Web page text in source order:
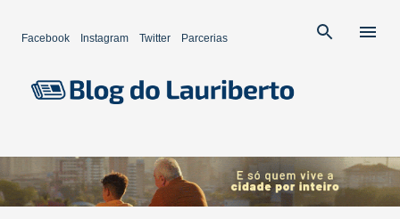
Facebook Instagram Twitter Parcerias